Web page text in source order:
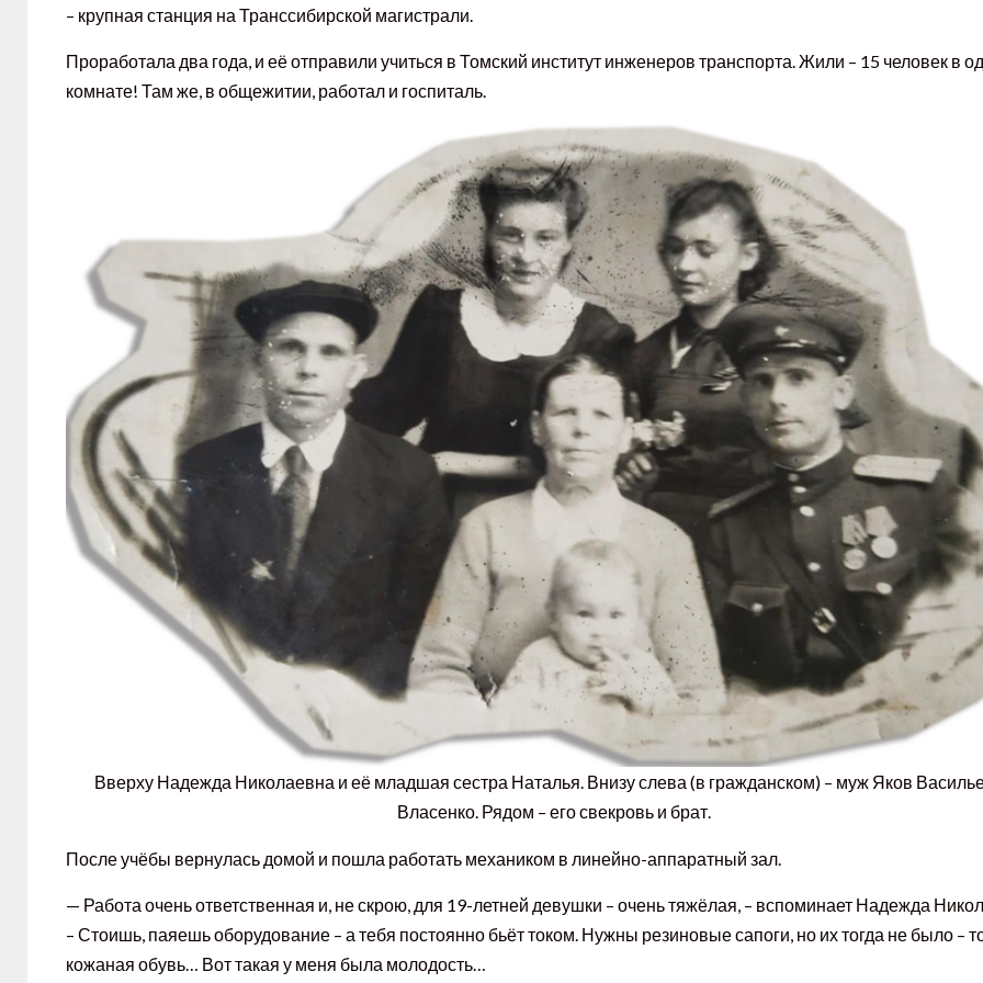
– крупная станция на Транссибирской магистрали.
Проработала два года, и её отправили учиться в Томский институт инженеров транспорта. Жили – 15 человек в
комнате! Там же, в общежитии, работал и госпиталь.
Вверху Надежда Николаевна и её младшая сестра Наталья. Внизу слева (в гражданском) – муж Яков
Власенко. Рядом – его свекровь и брат.
После учёбы вернулась домой и пошла работать механиком в линейно-аппаратный зал.
— Работа очень ответственная и, не скрою, для 19-летней девушки – очень тяжёлая, – вспоминает Надежда
– Стоишь, паяешь оборудование – а тебя постоянно бьёт током. Нужны резиновые сапоги, но их тогда не было –
кожаная обувь… Вот такая у меня была молодость…